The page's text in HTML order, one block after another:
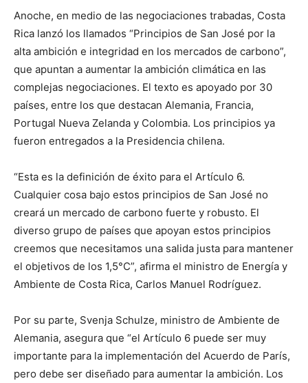
Anoche, en medio de las negociaciones trabadas, Costa
Rica lanzó los llamados “Principios de San José por la
alta ambición e integridad en los mercados de carbono”,
que apuntan a aumentar la ambición climática en las
complejas negociaciones. El texto es apoyado por 30
países, entre los que destacan Alemania, Francia,
Portugal Nueva Zelanda y Colombia. Los principios ya
fueron entregados a la Presidencia chilena.
“Esta es la definición de éxito para el Artículo 6.
Cualquier cosa bajo estos principios de San José no
creará un mercado de carbono fuerte y robusto. El
diverso grupo de países que apoyan estos principios
creemos que necesitamos una salida justa para mantener
el objetivos de los 1,5°C”, afirma el ministro de Energía y
Ambiente de Costa Rica, Carlos Manuel Rodríguez.
Por su parte, Svenja Schulze, ministro de Ambiente de
Alemania, asegura que “el Artículo 6 puede ser muy
importante para la implementación del Acuerdo de París,
pero debe ser diseñado para aumentar la ambición. Los